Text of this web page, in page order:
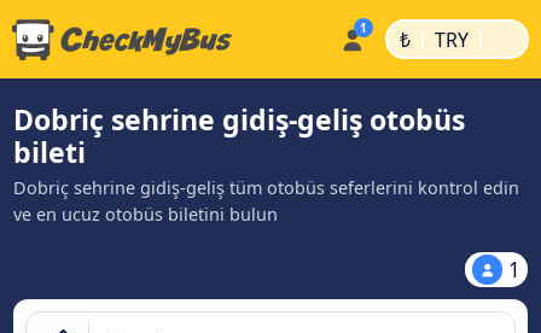
₺ | TRY |
Dobriç sehrine gidiş-geliş otobüs
bileti
Dobriç sehrine gidiş-geliş tüm otobüs seferlerini kontrol edin
ve en ucuz otobüs biletini bulun
1